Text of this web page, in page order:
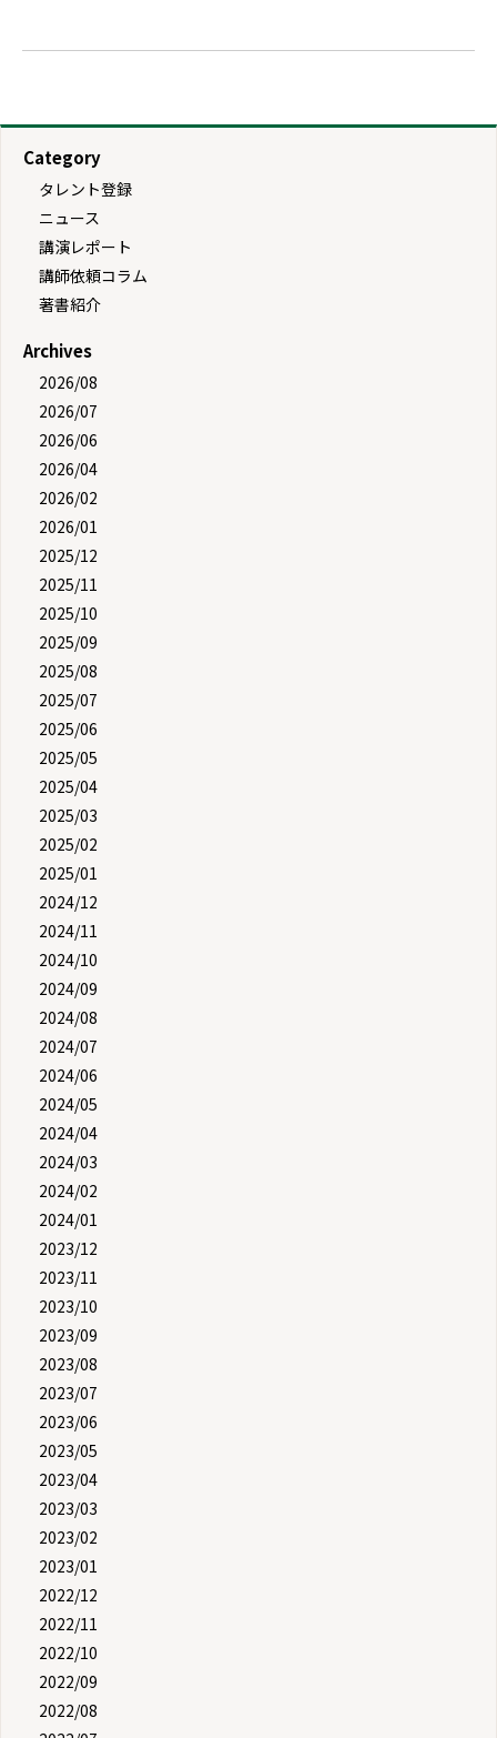
Category
タレント登録
ニュース
講演レポート
講師依頼コラム
著書紹介
Archives
2026/08
2026/07
2026/06
2026/04
2026/02
2026/01
2025/12
2025/11
2025/10
2025/09
2025/08
2025/07
2025/06
2025/05
2025/04
2025/03
2025/02
2025/01
2024/12
2024/11
2024/10
2024/09
2024/08
2024/07
2024/06
2024/05
2024/04
2024/03
2024/02
2024/01
2023/12
2023/11
2023/10
2023/09
2023/08
2023/07
2023/06
2023/05
2023/04
2023/03
2023/02
2023/01
2022/12
2022/11
2022/10
2022/09
2022/08